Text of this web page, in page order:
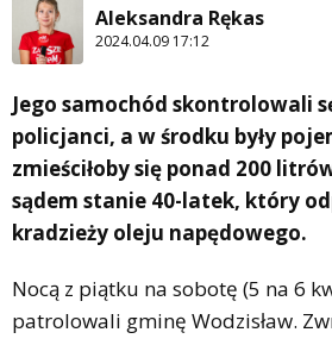
Aleksandra Rękas
2024.04.09 17:12
Jego samochód skontrolowali
policjanci, a w środku były
zmieściłoby się ponad 200
sądem stanie 40-latek, który
kradzieży oleju napędowego.
Nocą z piątku na sobotę (5 na 6
patrolowali gminę Wodzisław.